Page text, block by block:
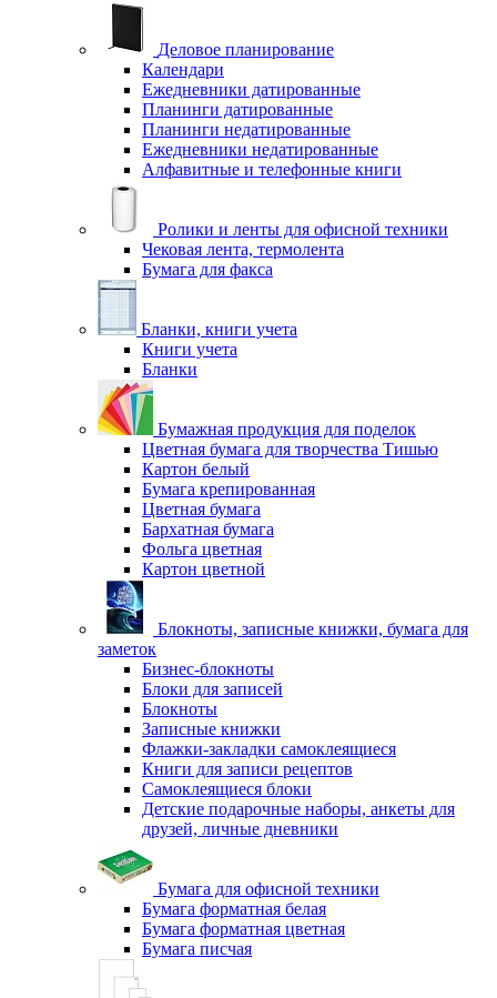
Деловое планирование
Календари
Ежедневники датированные
Планинги датированные
Планинги недатированные
Ежедневники недатированные
Алфавитные и телефонные книги
Ролики и ленты для офисной техники
Чековая лента, термолента
Бумага для факса
Бланки, книги учета
Книги учета
Бланки
Бумажная продукция для поделок
Цветная бумага для творчества Тишью
Картон белый
Бумага крепированная
Цветная бумага
Бархатная бумага
Фольга цветная
Картон цветной
Блокноты, записные книжки, бумага для
заметок
Бизнес-блокноты
Блоки для записей
Блокноты
Записные книжки
Флажки-закладки самоклеящиеся
Книги для записи рецептов
Самоклеящиеся блоки
Детские подарочные наборы, анкеты для
друзей, личные дневники
Бумага для офисной техники
Бумага форматная белая
Бумага форматная цветная
Бумага писчая